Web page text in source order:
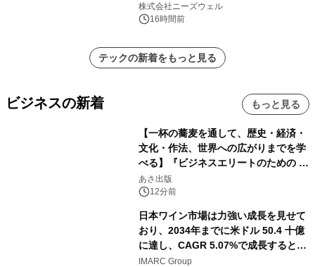
株式会社ニーズウェル
16時間前
テックの新着をもっと見る
ビジネスの新着 もっと見る
【一杯の蕎麦を通して、歴史・経済・
文化・作法、世界への広がりまでを学
べる】『ビジネスエリートのための 教
養としての蕎麦』2026年8月25日
（火）発売
あさ出版
12分前
日本ワイン市場は力強い成長を見せて
おり、2034年までに米ドル 50.4 十億
に達し、CAGR 5.07%で成長すると予
測
IMARC Group